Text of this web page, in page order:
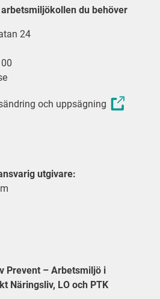
du behöver
24
och uppsägning
utgivare:
Prevent – Arbetsmiljö i
Näringsliv, LO och PTK